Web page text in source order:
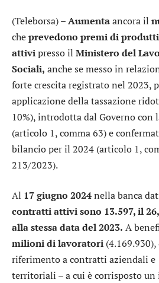
(Teleborsa) –Aumentaancora il
cheprevedono premi di
attivipresso il Ministero del
Sociali, anche se messo in
forte crescita registrato nel 2023,
applicazione della tassazione
10%), introdotta dal Governo con
(articolo 1, comma 63) e
bilancio per il 2024 (articolo 1,
213/2023).
Al 17 giugno 2024nella banca
contratti attivi sono 13.597, il
alla stessa data del 2023. A
milioni di lavoratori
riferimento a contratti aziendali e
territoriali – a cui è corrisposto